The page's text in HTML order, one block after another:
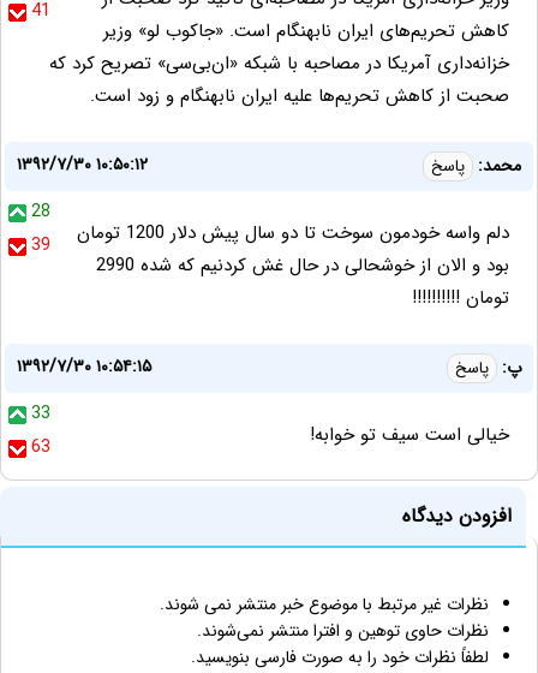
41
کاهش تحریم‌های ایران نابهنگام است. «جاکوب لو» وزیر
خزانه‌داری آمریکا در مصاحبه با شبکه «ان‌بی‌سی» تصریح کرد که
صحبت از کاهش تحریم‌ها علیه ایران نابهنگام و زود است.
محمد: پاسخ
۱۳۹۲/۷/۳۰ ۱۰:۵۰:۱۲
28
39
دلم واسه خودمون سوخت تا دو سال پیش دلار 1200 تومان
بود و الان از خوشحالی در حال غش کردنیم که شده 2990
تومان !!!!!!!!!!
پ: پاسخ
۱۳۹۲/۷/۳۰ ۱۰:۵۴:۱۵
33
63
خیالی است سیف تو خوابه!
افزودن دیدگاه
نظرات غیر مرتبط با موضوع خبر منتشر نمی شوند.
نظرات حاوی توهین و افترا منتشر نمی‌شوند.
لطفاً نظرات خود را به صورت فارسی بنویسید.